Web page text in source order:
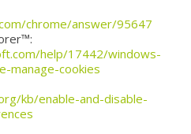
chrome/answer/95647
help/17442/windows-
manage-cookies
kb/enable-and-disable-